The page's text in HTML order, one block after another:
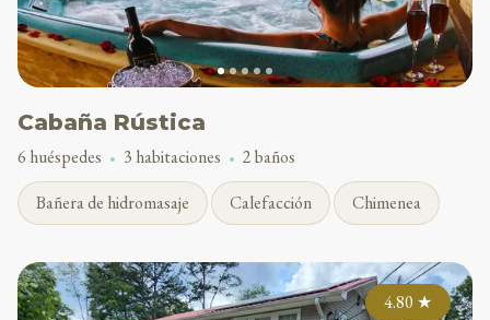
Cabaña Rústica
6 huéspedes 3 habitaciones
2 baños
Bañera de hidromasaje
Calefacción Chimenea
4.80 ★